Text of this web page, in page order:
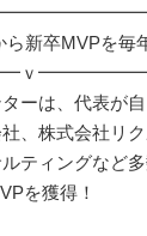
新卒MVPを毎
ｖ
ーは、代表が
、株式会社リ
ティングなど
を獲得！